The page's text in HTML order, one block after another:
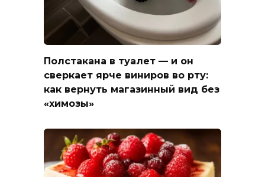
Полстакана в туалет — и он
сверкает ярче виниров во рту:
как вернуть магазинный вид без
«химозы»